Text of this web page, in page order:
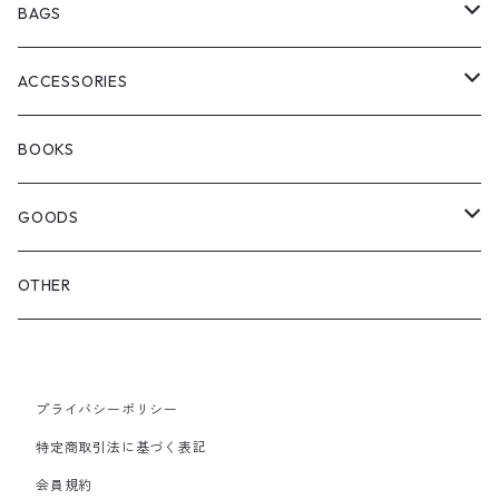
ChaosFissingClubxALLMOSTBLACK
WOODBLOCK
SEDAN ALL-PURPOSE
KICKS
BOOTS
BAGS
BACKPACK
SHOULDER
OTHER BAGS
ACCESSORIES
EYE WEAR
CAP&HAT
GLOVES&SCARF
SHOULDER
SMALL BAG
BOOKS
GOODS
TOY
PINS& PINBACK
SOX
OTHER
プライバシーポリシー
特定商取引法に基づく表記
会員規約